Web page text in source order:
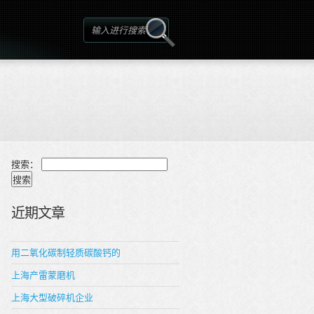
搜索：
近期文章
用二氧化碳制轻质碳酸钙的
上海产雷蒙磨机
上海大型破碎机企业